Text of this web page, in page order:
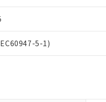
5-1)
既に当社にて対応品への在庫
り割愛しております。